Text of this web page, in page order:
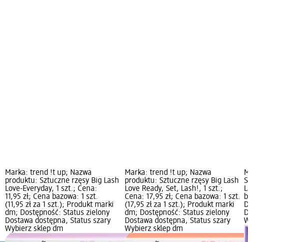
Marka: trend !t up; Nazwa
produktu: Sztuczne rzęsy Big Lash
Love-Everyday, 1 szt.; Cena:
11,95 zł; Cena bazowa: 1 szt.
(11,95 zł za 1 szt.); Produkt marki
dm; Dostępność: Status zielony
Dostawa dostępna, Status szary
Wybierz sklep dm
Marka: trend !t up; Nazwa
produktu: Sztuczne rzęsy Big Lash
Love Ready, Set, Lash!, 1 szt.;
Cena: 17,95 zł; Cena bazowa: 1 szt.
(17,95 zł za 1 szt.); Produkt marki
dm; Dostępność: Status zielony
Dostawa dostępna, Status szary
Wybierz sklep dm
Marka:
Sztuczne
Lashes, 1
bazowa: 1
Dostawa
Wybierz